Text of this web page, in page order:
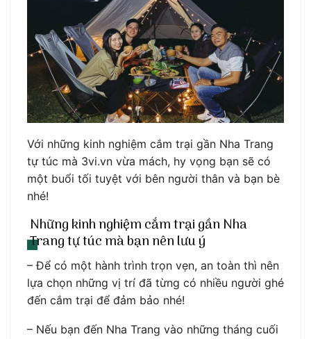
Với những kinh nghiệm cắm trại gần Nha Trang
tự túc mà 3vi.vn vừa mách, hy vọng bạn sẽ có
một buổi tối tuyệt với bên người thân và bạn bè
nhé!
Những kinh nghiệm cắm trại gần Nha
Trang tự túc mà bạn nên lưu ý
– Để có một hành trình trọn vẹn, an toàn thì nên
lựa chọn những vị trí đã từng có nhiều người ghé
đến cắm trại để đảm bảo nhé!
– Nếu bạn đến Nha Trang vào những tháng cuối